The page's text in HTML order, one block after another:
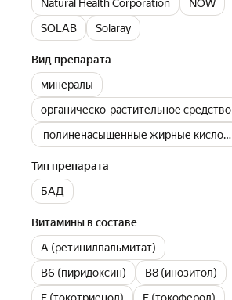
Natural Health Corporation
NOW
SOLAB
Solaray
Вид препарата
минералы
органическо-растительное средство
полиненасыщенные жирные кислоты
Тип препарата
БАД
Витамины в составе
A (ретинилпальмитат)
B6 (пиридоксин)
B8 (инозитол)